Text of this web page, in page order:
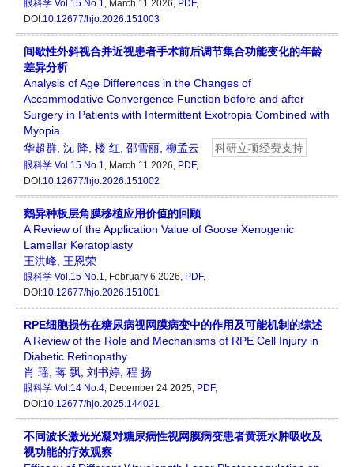
眼科学 Vol.15 No.1, March 11 2026, PDF,
DOI:10.12677/hjo.2026.151003
间歇性外斜视合并近视患者手术前后调节集合功能变化的年龄
差异分析
Analysis of Age Differences in the Changes of
Accommodative Convergence Function before and after
Surgery in Patients with Intermittent Exotropia Combined with
Myopia
华超群 沈 降 楼 红 邵雪丽 柳孟云 科研立项经费支持
眼科学 Vol.15 No.1, March 11 2026, PDF,
DOI:10.12677/hjo.2026.151002
鹅异种板层角膜移植应用价值的回顾
A Review of the Application Value of Goose Xenogenic
Lamellar Keratoplasty
王洪峰 王恩荣
眼科学 Vol.15 No.1, February 6 2026, PDF,
DOI:10.12677/hjo.2026.151001
RPE细胞损伤在糖尿病视网膜病变中的作用及可能机制的综述
A Review of the Role and Mechanisms of RPE Cell Injury in
Diabetic Retinopathy
肖 瑶 蒋 飘 刘书婷 程 扬
眼科学 Vol.14 No.4, December 24 2025, PDF,
DOI:10.12677/hjo.2025.144021
不同波长激光光凝对糖尿病性视网膜病变患者黄斑水肿吸收及
视功能的疗效观察